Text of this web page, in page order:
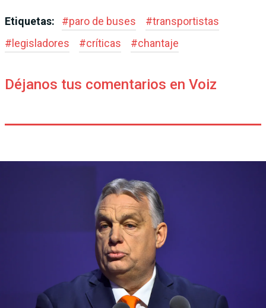
Etiquetas: #paro de buses #transportistas
# legisladores #críticas #chantaje
Déjanos tus comentarios en Voiz